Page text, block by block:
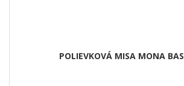
POLIEVKOVÁ MISA MONA